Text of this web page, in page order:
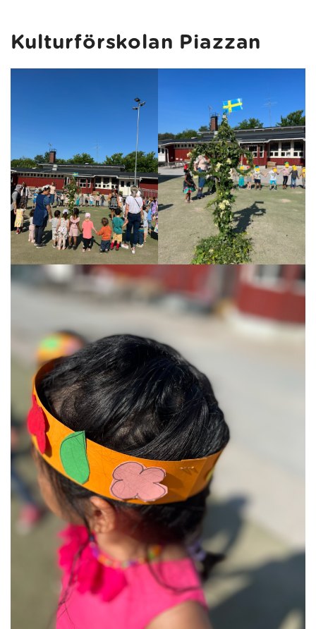
Kulturförskolan Piazzan